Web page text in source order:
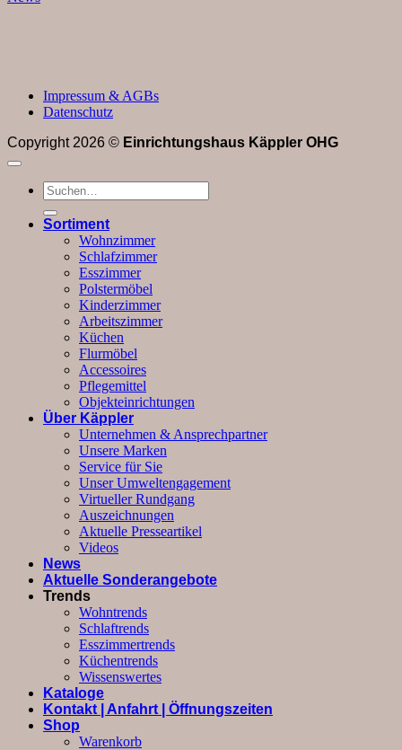
Impressum & AGBs
Datenschutz
Copyright 2026 © Einrichtungshaus Käppler OHG
Suchen
nach:
Sortiment
Wohnzimmer
Schlafzimmer
Esszimmer
Polstermöbel
Kinderzimmer
Arbeitszimmer
Küchen
Flurmöbel
Accessoires
Pflegemittel
Objekteinrichtungen
Über Käppler
Unternehmen & Ansprechpartner
Unsere Marken
Service für Sie
Unser Umweltengagement
Virtueller Rundgang
Auszeichnungen
Aktuelle Presseartikel
Videos
News
Aktuelle Sonderangebote
Trends
Wohntrends
Schlaftrends
Esszimmertrends
Küchentrends
Wissenswertes
Kataloge
Kontakt | Anfahrt | Öffnungszeiten
Shop
Warenkorb